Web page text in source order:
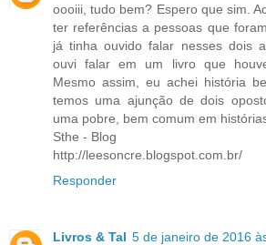
oooiii, tudo bem? Espero que sim.
ter referências a pessoas que
já tinha ouvido falar nesses dois
ouvi falar em um livro que
Mesmo assim, eu achei história
temos uma ajunção de dois
uma pobre, bem comum em
Sthe - Blog
http://leesoncre.blogspot.com.br/
Responder
Livros & Tal 5 de janeiro de 2016